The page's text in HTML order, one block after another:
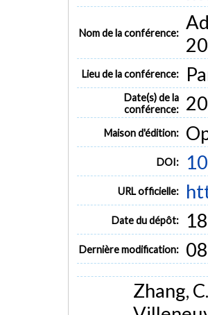
Nom de la conférence:
Lieu de la conférence:
Date(s) de la
conférence:
Maison d'édition:
DOI:
URL officielle:
Date du dépôt:
Dernière modification:
Zhang,